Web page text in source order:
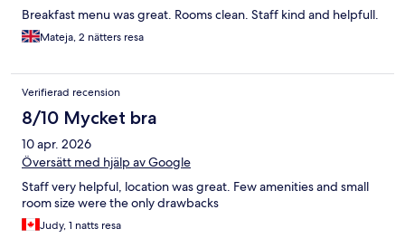
Breakfast menu was great. Rooms clean. Staff kind and helpfull.
Mateja, 2 nätters resa
Verifierad recension
8/10 Mycket bra
10 apr. 2026
Översätt med hjälp av Google
Staff very helpful, location was great. Few amenities and small
room size were the only drawbacks
Judy, 1 natts resa